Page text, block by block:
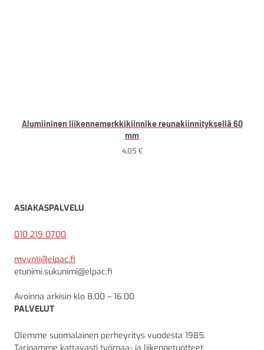
Alumiininen liikennemerkkikiinnike reunakiinnityksellä 60
mm
4,05 €
ASIAKASPALVELU
010 219 0700
myynti@elpac.fi
etunimi.sukunimi@elpac.fi
Avoinna arkisin klo 8.00 – 16.00
PALVELUT
Olemme suomalainen perheyritys vuodesta 1985.